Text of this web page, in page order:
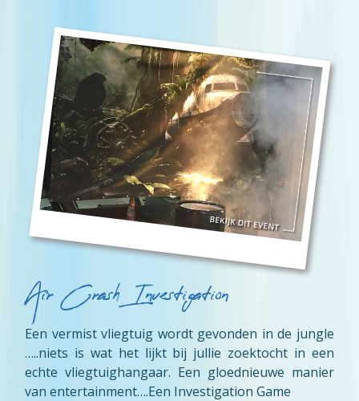
Air Crash Investigation
Een vermist vliegtuig wordt gevonden in de jungle
…..niets is wat het lijkt bij jullie zoektocht in een
echte vliegtuighangaar. Een gloednieuwe manier
van entertainment….Een Investigation Game